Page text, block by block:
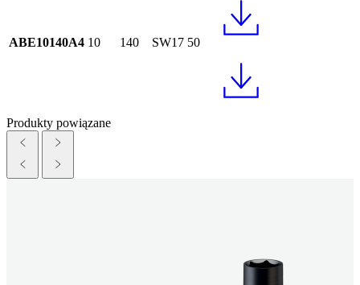
ABE10140A4 10 140 SW17 50
Produkty powiązane